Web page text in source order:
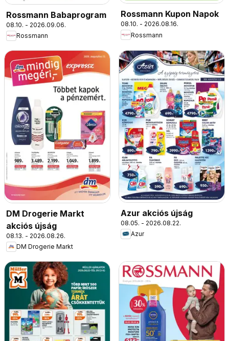
Rossmann Babaprogram
08.10. - 2026.09.06.
Rossmann
Rossmann Kupon Napok
08.10. - 2026.08.16.
Rossmann
DM Drogerie Markt
akciós újság
08.13. - 2026.08.26.
DM Drogerie Markt
Azur akciós újság
08.05. - 2026.08.22.
Azur